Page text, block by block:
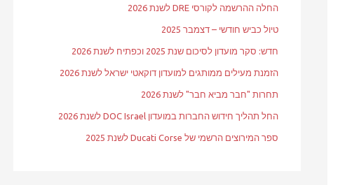
החלה ההרשמה לקורסי DRE לשנת 2026
טיול כביש חודשי – דצמבר 2025
חדש: סקר מועדון לסיכום שנת 2025 וכפתיח לשנת 2026
הזמנת מעילים ממותגים למועדון דוקאטי ישראל לשנת 2026
תחרות "חבר מביא חבר" לשנת 2026
החל תהליך חידוש החברות במועדון DOC Israel לשנת 2026
ספר המירוצים הרשמי של Ducati Corse לשנת 2025